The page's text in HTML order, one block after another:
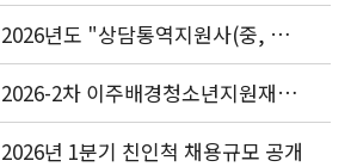
2026년도 "상담통역지원사(중, 베,
러, 몽)" 서류심사 합격자 발표
2026-2차 이주배경청소년지원재단
직원(기획운영실/사업운영부/개발
협력부) 채용공고 (~4/26)
2026년 1분기 친인척 채용규모 공개